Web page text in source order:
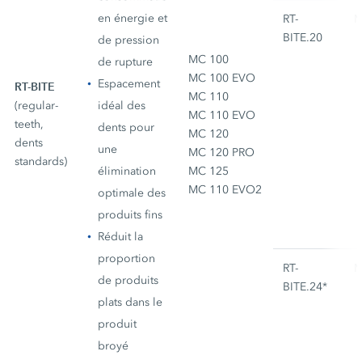
RT-BITE
(regular-
teeth,
dents
standards)
en énergie et
de pression
de rupture
Espacement
idéal des
dents pour
une
élimination
optimale des
produits fins
Réduit la
proportion
de produits
plats dans le
produit
broyé
MC 100
MC 100 EVO
MC 110
MC 110 EVO
MC 120
MC 120 PRO
MC 125
MC 110 EVO2
RT-
BITE.20
RT-
BITE.24*